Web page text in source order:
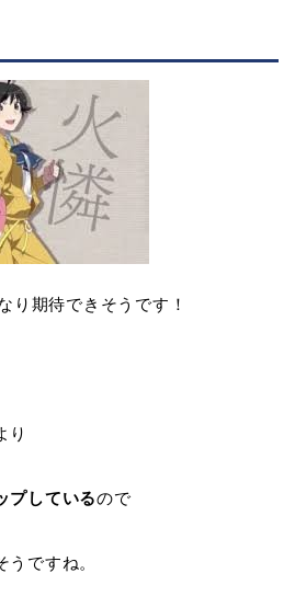
り期待できそうです！
り
プしているので
ですね。